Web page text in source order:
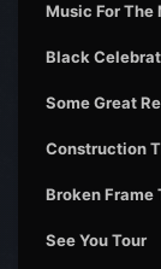
Music For The
Black
Some Great
Construction
Broken Frame
See You Tour